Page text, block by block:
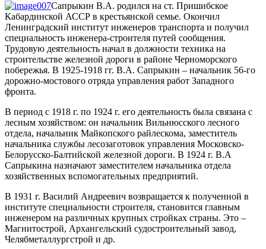
Сапрыкин В.А. родился на ст. Пришибское
Кабардинской АССР в крестьянской семье. Окончил
Ленинградский институт инженеров транспорта и получил
специальность инженера-строителя путей сообщения.
Трудовую деятельность начал в должности техника на
строительстве железной дороги в районе Черноморского
побережья. В 1925-1918 гг. В.А. Сапрыкин – начальник 56-го
дорожно-мостового отряда управления работ Западного
фронта.
В период с 1918 г. по 1924 г. его деятельность была связана с
лесным хозяйством: он начальник Вильнюсского лесного
отдела, начальник Майкопского райлескома, заместитель
начальника службы лесозаготовок управления Московско-
Белорусско-Балтийской железной дороги. В 1924 г. В.А
Сапрыкина назначают заместителем начальника отдела
хозяйственных вспомогательных предприятий.
В 1931 г. Василий Андреевич возвращается к полученной в
институте специальности строителя, становится главным
инженером на различных крупных стройках страны. Это –
Магнитострой, Архангельский судостроительный завод,
Челябметаллургстрой и др.